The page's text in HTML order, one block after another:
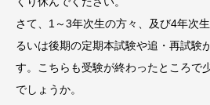
さて、1～3年次生の方々、及び4年次
るいは後期の定期本試験や追・再試験
す。こちらも受験が終わったところで
でしょうか。